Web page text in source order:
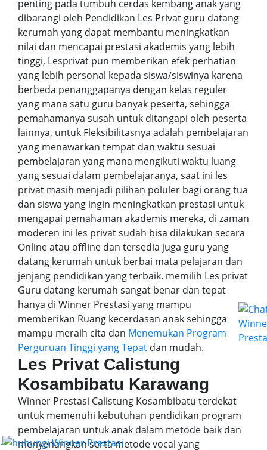
penting pada tumbuh cerdas kembang anak yang
dibarangi oleh Pendidikan Les Privat guru datang
kerumah yang dapat membantu meningkatkan
nilai dan mencapai prestasi akademis yang lebih
tinggi, Lesprivat pun memberikan efek perhatian
yang lebih personal kepada siswa/siswinya karena
berbeda penanggapanya dengan kelas reguler
yang mana satu guru banyak peserta, sehingga
pemahamanya susah untuk ditangapi oleh peserta
lainnya, untuk Fleksibilitasnya adalah pembelajaran
yang menawarkan tempat dan waktu sesuai
pembelajaran yang mana mengikuti waktu luang
yang sesuai dalam pembelajaranya, saat ini les
privat masih menjadi pilihan poluler bagi orang tua
dan siswa yang ingin meningkatkan prestasi untuk
mengapai pemahaman akademis mereka, di zaman
moderen ini les privat sudah bisa dilakukan secara
Online atau offline dan tersedia juga guru yang
datang kerumah untuk berbai mata pelajaran dan
jenjang pendidikan yang terbaik. memilih Les privat
Guru datang kerumah sangat benar dan tepat
hanya di Winner Prestasi yang mampu
memberikan Ruang kecerdasan anak sehingga
mampu meraih cita dan Menemukan Program
Perguruan Tinggi yang Tepat dan mudah.
Les Privat Calistung
Kosambibatu Karawang
Winner Prestasi Calistung Kosambibatu terdekat
untuk memenuhi kebutuhan pendidikan program
pembelajaran untuk anak dalam metode baik dan
menyenangkan serta metode vocal yang
.